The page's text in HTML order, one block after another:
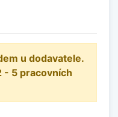
u dodavatele.
- 5 pracovních